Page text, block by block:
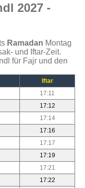
2027 -
Ramadan Montag
und Iftar-Zeit.
für Fajr und den
Iftar
17:11
17:12
17:14
17:16
17:17
17:19
17:21
17:22